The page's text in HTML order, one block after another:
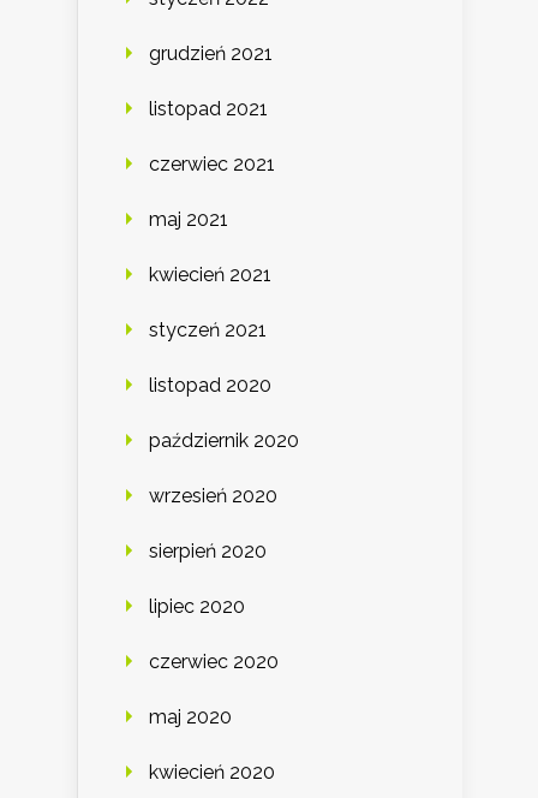
grudzień 2021
listopad 2021
czerwiec 2021
maj 2021
kwiecień 2021
styczeń 2021
listopad 2020
październik 2020
wrzesień 2020
sierpień 2020
lipiec 2020
czerwiec 2020
maj 2020
kwiecień 2020